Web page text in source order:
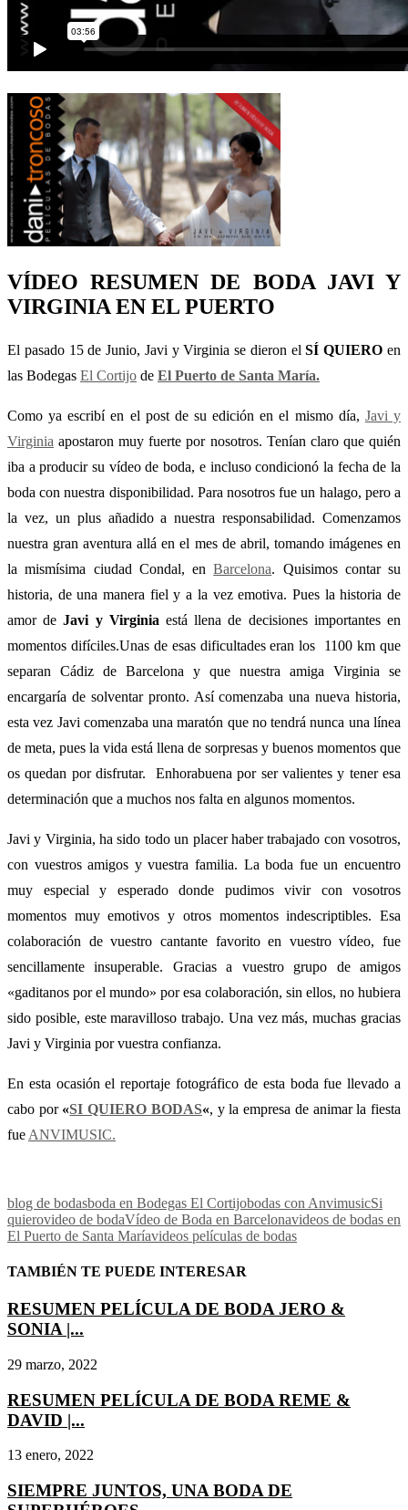
VÍDEO RESUMEN DE BODA JAVI Y
VIRGINIA EN EL PUERTO
El pasado 15 de Junio, Javi y Virginia se dieron elSÍ QUIERO en
las Bodegas El Cortijo de El Puerto de Santa María.
Como ya escribí en el post de su edición en el mismo día, Javi y
Virginia apostaron muy fuerte por nosotros. Tenían claro que quién
iba a producir su vídeo de boda, e incluso condicionó la fecha de la
boda con nuestra disponibilidad. Para nosotros fue un halago, pero a
la vez, un plus añadido a nuestra responsabilidad. Comenzamos
nuestra gran aventura allá en el mes de abril, tomando imágenes en
la mismísima ciudad Condal, enBarcelona. Quisimos contar su
historia, de una manera fiel y a la vez emotiva. Pues la historia de
amor deJavi y Virginia está llena de decisiones importantes en
momentos difíciles.Unas de esas dificultades eran los 1100 km que
separan Cádiz de Barcelona y que nuestra amiga Virginia se
encargaría de solventar pronto. Así comenzaba una nueva historia,
esta vez Javi comenzaba una maratón que no tendrá nunca una línea
de meta, pues la vida está llena de sorpresas y buenos momentos que
os quedan por disfrutar. Enhorabuena por ser valientes y tener esa
determinación que a muchos nos falta en algunos momentos.
Javi y Virginia, ha sido todo un placer haber trabajado con vosotros,
con vuestros amigos y vuestra familia. La boda fue un encuentro
muy especial y esperado donde pudimos vivir con vosotros
momentos muy emotivos y otros momentos indescriptibles. Esa
colaboración de vuestro cantante favorito en vuestro vídeo, fue
sencillamente insuperable. Gracias a vuestro grupo de amigos
«gaditanos por el mundo» por esa colaboración, sin ellos, no hubiera
sido posible, este maravilloso trabajo. Una vez más, muchas gracias
Javi y Virginia por vuestra confianza.
En esta ocasión el reportaje fotográfico de esta boda fue llevado a
cabo por «SI QUIERO BODAS«, y la empresa de animar la fiesta
fue ANVIMUSIC.
blog de bodasboda en Bodegas El Cortijobodas con AnvimusicSi
quierovideo de bodaVídeo de Boda en Barcelonavideos de bodas en
El Puerto de Santa Maríavideos películas de bodas
TAMBIÉN TE PUEDE INTERESAR
RESUMEN PELÍCULA DE BODA JERO &
SONIA |...
29 marzo, 2022
RESUMEN PELÍCULA DE BODA REME &
DAVID |...
13 enero, 2022
SIEMPRE JUNTOS, UNA BODA DE